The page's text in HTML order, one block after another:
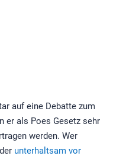
auf eine Debatte zum
er als Poes Gesetz sehr
werden. Wer
unterhaltsam vor